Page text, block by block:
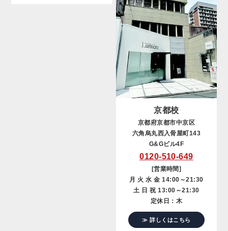
京都校
京都府京都市中京区
六角烏丸西入骨屋町143
G&Gビル4F
0120-510-649
[営業時間]
月 火 水 金 14:00～21:30
土 日 祝 13:00～21:30
定休日：木
≫ 詳しくはこちら